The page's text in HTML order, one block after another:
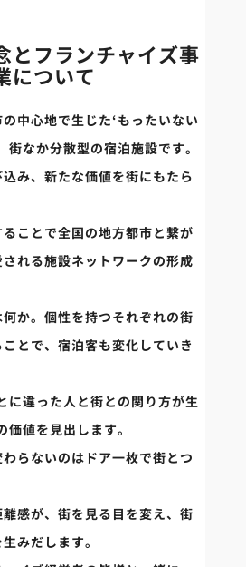
とフランチャイズ事
について
中心地で生じた‘もったいない
街なか分散型の宿泊施設です。
み、新たな価値を街にもたら
ことで全国の地方都市と繋が
れる施設ネットワークの形成
か。個性を持つそれぞれの街
とで、宿泊客も変化していき
に違った人と街との関り方が生
価値を見出します。
らないのはドア一枚で街とつ
感が、街を見る目を変え、街
みだします。